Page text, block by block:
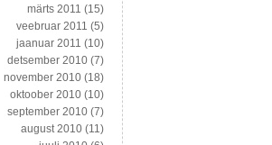
märts 2011 (15)
veebruar 2011 (5)
jaanuar 2011 (10)
detsember 2010 (7)
november 2010 (18)
oktoober 2010 (10)
september 2010 (7)
august 2010 (11)